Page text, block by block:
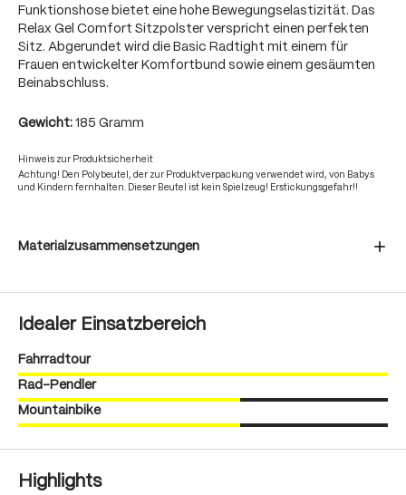
Funktionshose bietet eine hohe Bewegungselastizität. Das
Relax Gel Comfort Sitzpolster verspricht einen perfekten
Sitz. Abgerundet wird die Basic Radtight mit einem für
Frauen entwickelter Komfortbund sowie einem gesäumten
Beinabschluss.
Gewicht: 185 Gramm
Hinweis zur Produktsicherheit
Achtung! Den Polybeutel, der zur Produktverpackung verwendet wird, von Babys
und Kindern fernhalten. Dieser Beutel ist kein Spielzeug! Erstickungsgefahr!!
Materialzusammensetzungen
Idealer Einsatzbereich
Fahrradtour
Rad-Pendler
Mountainbike
Highlights